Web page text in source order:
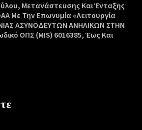
Μετανάστευσης Και Ένταξης
Με Την Επωνυμία «Λειτουργία
ΑΣΥΝΟΔΕΥΤΩΝ ΑΝΗΛΙΚΩΝ ΣΤΗΝ
ΟΠΣ (MIS) 6016385, Έως Και